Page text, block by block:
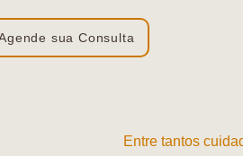
sua Consulta
Entre tantos